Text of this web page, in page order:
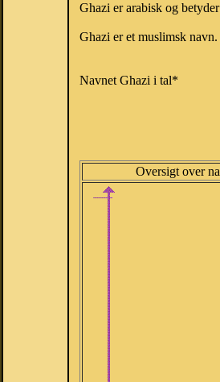
Ghazi er arabisk og
Ghazi er et muslimsk navn.
Navnet Ghazi i tal*
Oversigt over